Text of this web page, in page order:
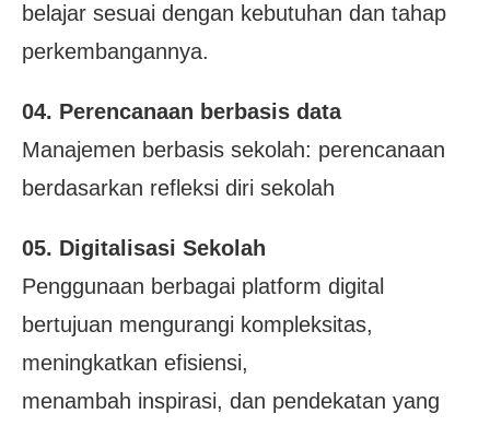
belajar sesuai dengan kebutuhan dan tahap
perkembangannya.
04. Perencanaan berbasis data
Manajemen berbasis sekolah: perencanaan
berdasarkan refleksi diri sekolah
05. Digitalisasi Sekolah
Penggunaan berbagai platform digital
bertujuan mengurangi kompleksitas,
meningkatkan efisiensi,
menambah inspirasi, dan pendekatan yang